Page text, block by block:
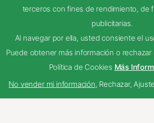
NEXT
Chito
terceros con fines de rendimiento, de
publicitarias.
Al navegar por ella, usted consiente el
Puede obtener más información o
Política de Cookies Más
No vender mi información, Rechazar,